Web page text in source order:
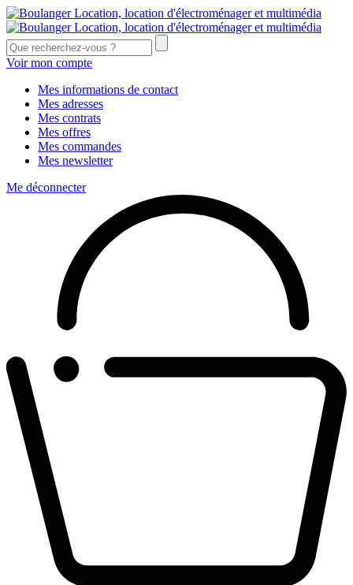
Voir mon compte
Mes informations de contact
Mes adresses
Mes contrats
Mes offres
Mes commandes
Mes newsletter
Me déconnecter